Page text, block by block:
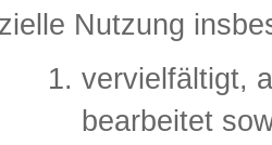
Nutzung
vervielfältigt,
bearbeitet